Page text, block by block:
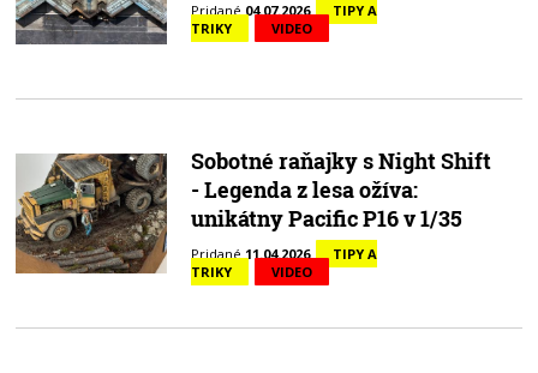
Pridané04.07.2026
TIPY A
TRIKY
VIDEO
Sobotné raňajky s Night Shift
- Legenda z lesa ožíva:
unikátny Pacific P16 v 1/35
Pridané11.04.2026
TIPY A
TRIKY
VIDEO